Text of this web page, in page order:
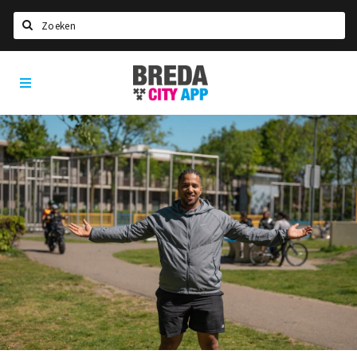
Home
Agenda
Deals
Party pics
Nieuws, interviews & blogs
Eten
Drinken
Slapen
Recreatief
Winkels
Breda
City
App